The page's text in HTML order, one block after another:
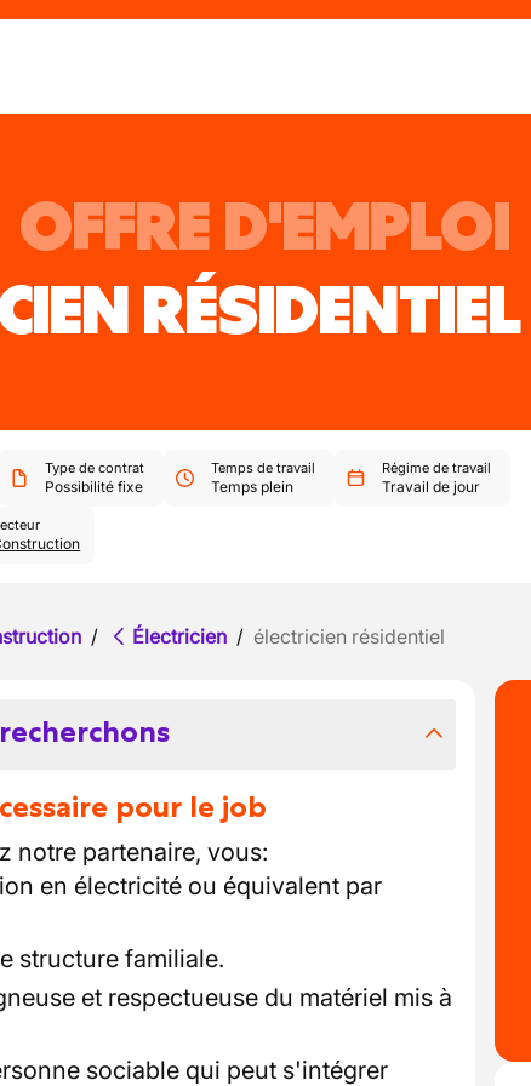
OFFRE D'EMPLOI
RÉSIDENTIEL
Type de contrat
Possibilité fixe
Temps de travail
Temps plein
Régime de travail
Travail de jour
/ Électricien / électricien résidentiel
pour le job
notre partenaire, vous:
en électricité ou équivalent par
structure familiale.
et respectueuse du matériel mis à
sociable qui peut s'intégrer